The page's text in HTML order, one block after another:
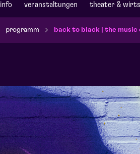
info veranstaltungen theater &
programm back to black | the music